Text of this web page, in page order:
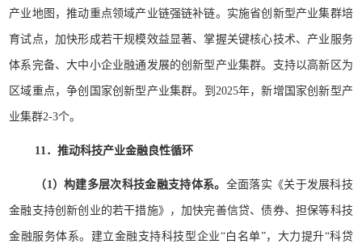
产业地图，推动重点领域产业链强链补链。实施省创新型产业集群培
育试点，加快形成若干规模效益显著、掌握关键核心技术、产业服务
体系完备、大中小企业融通发展的创新型产业集群。支持以高新区为
区域重点，争创国家创新型产业集群。到2025年，新增国家创新型产
业集群2-3个。
11．推动科技产业金融良性循环
（1）构建多层次科技金融支持体系。 全面落实《关于发展科技
金融支持创新创业的若干措施》，加快完善信贷、债券、担保等科技
金融服务体系。建立金融支持科技型企业“白名单”，大力提升“科贷